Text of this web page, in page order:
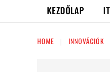
KEZDŐLAP
HOME INNOVÁCIÓK